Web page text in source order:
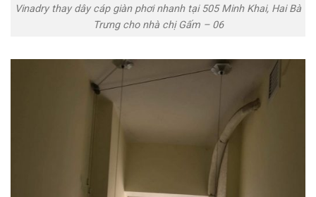
Vinadry thay dây cáp giàn phơi nhanh tại 505 Minh Khai, Hai Bà
Trưng cho nhà chị Gấm – 06